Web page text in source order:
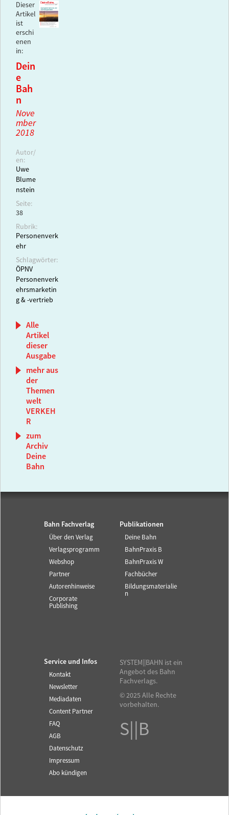
Dieser
Artikel
ist
erschi
enen
in:
Dein
e
Bah
n
Nove
mber
2018
Autor/
en:
Uwe
Blume
nstein
Seite:
38
Rubrik:
Personenverk
ehr
Schlagwörter:
ÖPNV
Personenverk
ehrsmarketin
g & -vertrieb
Alle
Artikel
dieser
Ausgabe
mehr aus
der
Themen
welt
VERKEH
R
zum
Archiv
Deine
Bahn
Bahn Fachverlag
Über den Verlag
Verlagsprogramm
Webshop
Partner
Autorenhinweise
Corporate
Publishing
Publikationen
Deine Bahn
BahnPraxis B
BahnPraxis W
Fachbücher
Bildungsmaterialie
n
Service und Infos
Kontakt
Newsletter
Mediadaten
Content Partner
FAQ
AGB
Datenschutz
Impressum
Abo kündigen
SYSTEM||BAHN ist ein
Angebot des Bahn
Fachverlags.
© 2025 Alle Rechte
vorbehalten.
S||B